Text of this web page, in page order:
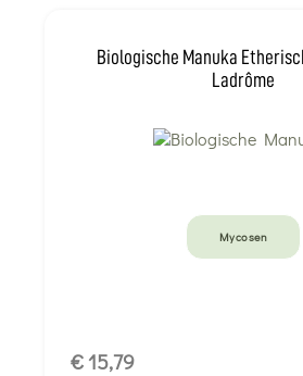
Biologische Manuka
Ladrôme
Mycosen
€ 15,79